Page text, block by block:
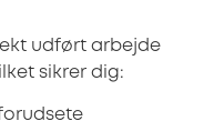
udført arbejde
sikrer dig: